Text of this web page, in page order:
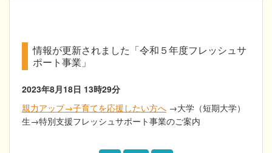
情報が更新されました「令和５年度フレッシュサ
ポート事業」
2023年8月18日 13時29分
親力アップ→子育てを応援したい方へ →大学（短期大学）
生→特別支援フレッシュサポート事業のご案内